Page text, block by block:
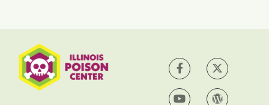
IPC en Facebook
IPC en
IPC en YouTube
Blog de